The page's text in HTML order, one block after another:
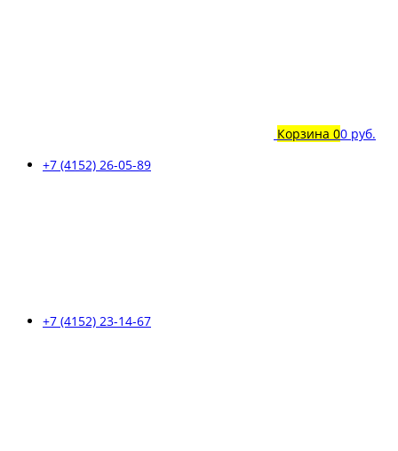
Корзина 00 руб.
+7 (4152) 26-05-89
+7 (4152) 23-14-67